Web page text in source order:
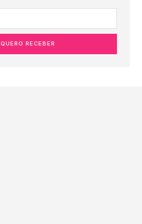
QUERO RECEBER